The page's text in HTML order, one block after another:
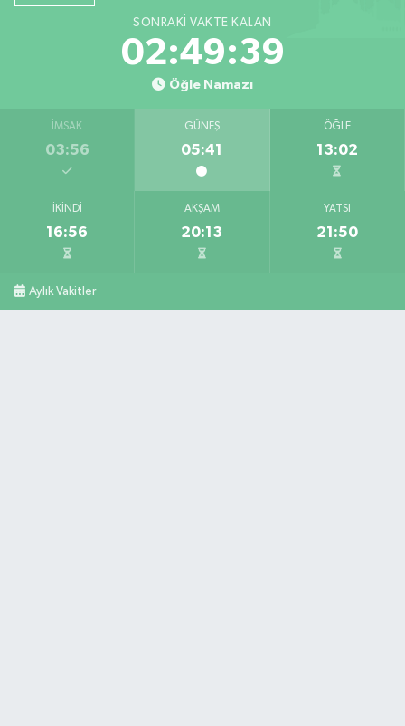
SONRAKI VAKTE KALAN
02:49:38
Öğle Namazı
İMSAK
03:56
GÜNEŞ
05:41
ÖĞLE
13:02
İKINDI
16:56
AKŞAM
20:13
YATSI
21:50
Aylık Vakitler